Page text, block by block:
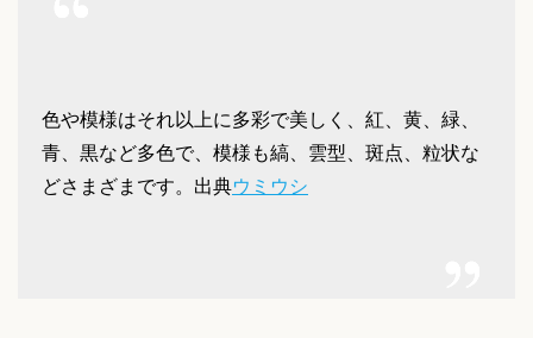
色や模様はそれ以上に多彩で美しく、紅、黄、緑、
青、黒など多色で、模様も縞、雲型、斑点、粒状な
どさまざまです。 出典ウミウシ